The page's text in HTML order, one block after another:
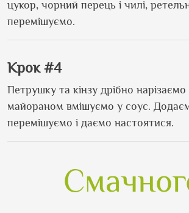
цукор, чорний перець і чилі,
перемішуємо.
Крок #4
Петрушку та кінзу дрібно нарізаємо
майораном вмішуємо у соус.
перемішуємо і даємо настоятися.